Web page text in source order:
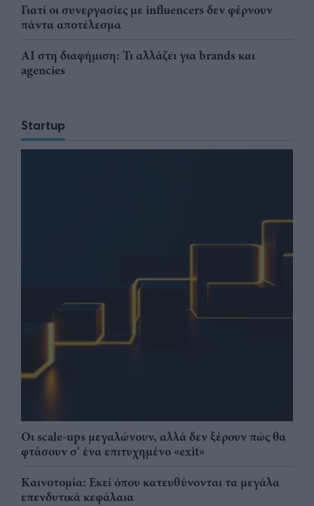
Γιατί οι συνεργασίες με influencers δεν φέρνουν
πάντα αποτέλεσμα
AI στη διαφήμιση: Τι αλλάζει για brands και
agencies
Startup
Οι scale-ups μεγαλώνουν, αλλά δεν ξέρουν πώς θα
φτάσουν σ' ένα επιτυχημένο «exit»
Καινοτομία: Εκεί όπου κατευθύνονται τα μεγάλα
επενδυτικά κεφάλαια